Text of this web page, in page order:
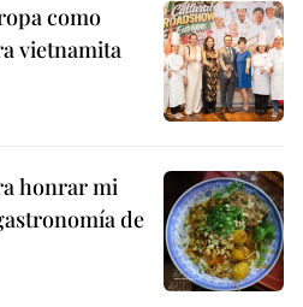
como
vietnamita
honrar mi
de